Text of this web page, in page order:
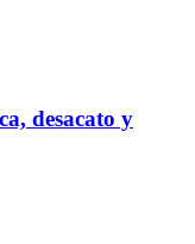
desacato y